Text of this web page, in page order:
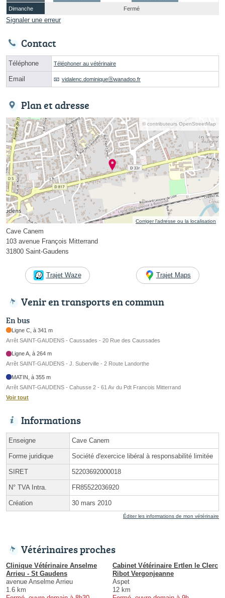
Dimanche
Fermé
Signaler une erreur
Contact
Téléphone Téléphoner au vétérinaire
Email vidalenc.dominiqueⓐwanadoo.fr
Plan et adresse
© contributeurs OpenStreetMap
Corriger l’adresse ou la localisation
Cave Canem
103 avenue François Mitterrand
31800 Saint-Gaudens
Trajet Waze Trajet Maps
Venir en transports en commun
En bus
Ligne C, à 341 m
Arrêt SAINT-GAUDENS - Caussades - 20 Rue des Caussades
Ligne A, à 264 m
Arrêt SAINT-GAUDENS - J. Suberville - 2 Route Landorthe
MATIN, à 355 m
Arrêt SAINT-GAUDENS - Cahusse 2 - 61 Av du Pdt Francois Mitterrand
Voir tout
Informations
Enseigne Cave Canem
Forme juridique Société d'exercice libéral à responsabilité limitée
SIRET 52203692000018
N° TVA Intra. FR85522036920
Création 30 mars 2010
Éditer les informations de mon vétérinaire
Vétérinaires proches
Clinique Vétérinaire Anselme
Arrieu - St Gaudens
avenue Anselme Arrieu
1.6 km
Cabinet Vétérinaire Ertlen le Clerc
Ribot Vergonjeanne
Aspet
12 km